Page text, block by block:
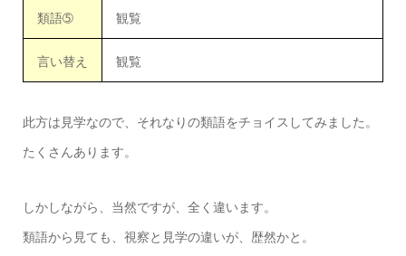
類語➄ 観覧
言い替え 観覧
此方は見学なので、それなりの類語をチョイスしてみました。
たくさんあります。
しかしながら、当然ですが、全く違います。
類語から見ても、視察と見学の違いが、歴然かと。